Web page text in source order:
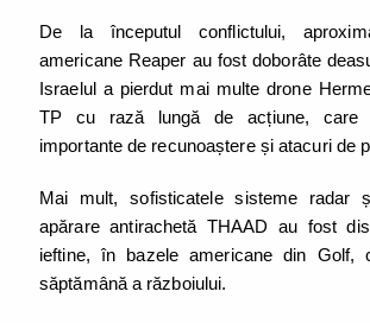
De la începutul conflictului,
americane Reaper au fost doborâte
Israelul a pierdut mai multe drone
TP cu rază lungă de acțiune, care
importante de recunoaștere și atacuri de
Mai mult, sofisticatele sisteme radar
apărare antirachetă THAAD au fost
ieftine, în bazele americane din Golf,
săptămână a războiului.